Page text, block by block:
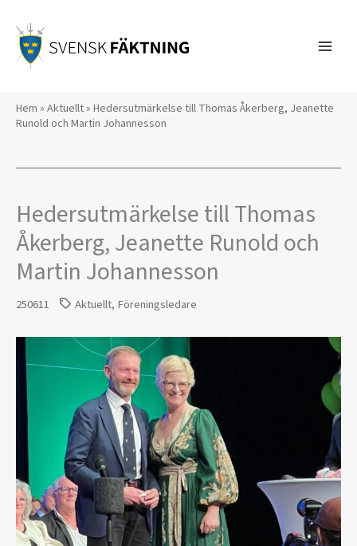
innehåll
Hem » Aktuellt» Hedersutmärkelse till Thomas Åkerberg, Jeanette
Runold och Martin Johannesson
Hedersutmärkelse till Thomas
Åkerberg, Jeanette Runold och
Martin Johannesson
250611 Aktuellt, Föreningsledare